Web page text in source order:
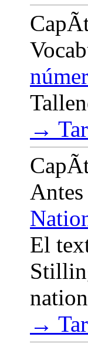
→
El
→